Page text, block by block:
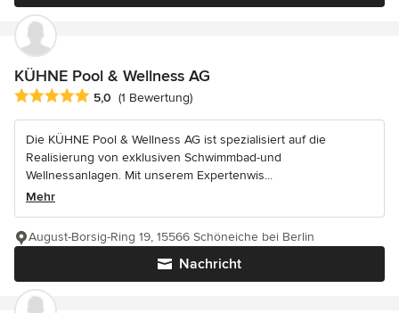
KÜHNE Pool & Wellness AG
Durchschnittliche Bewertung: 5 von 5 Sternen
5,0 (1 Bewertung)
Die KÜHNE Pool & Wellness AG ist spezialisiert auf die
Realisierung von exklusiven Schwimmbad-und
Wellnessanlagen. Mit unserem Expertenwis...
Mehr
Nachricht
August-Borsig-Ring 19, 15566 Schöneiche bei Berlin